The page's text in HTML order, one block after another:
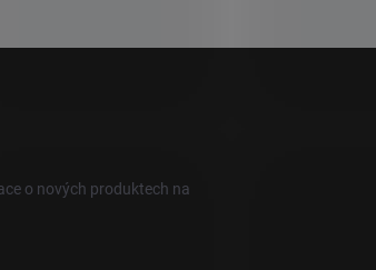
o nových produktech na